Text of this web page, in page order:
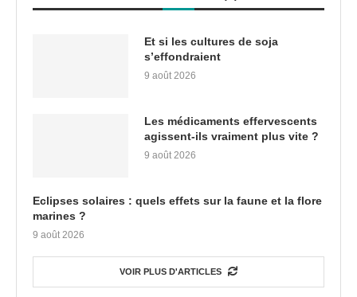
Et si les cultures de soja
s’effondraient
9 août 2026
Les médicaments effervescents
agissent-ils vraiment plus vite ?
9 août 2026
Eclipses solaires : quels effets sur la faune et la flore
marines ?
9 août 2026
VOIR PLUS D'ARTICLES